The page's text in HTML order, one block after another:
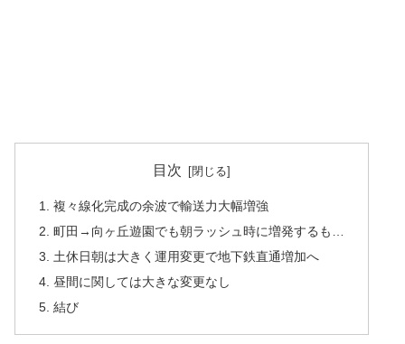
目次
1. 複々線化完成の余波で輸送力大幅増強
2. 町田→向ヶ丘遊園でも朝ラッシュ時に増発するも…
3. 土休日朝は大きく運用変更で地下鉄直通増加へ
4. 昼間に関しては大きな変更なし
5. 結び